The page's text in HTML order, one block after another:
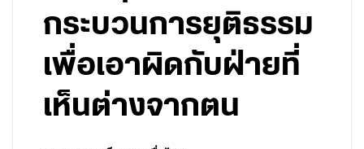
กระบวนการยุติธรรม
เพื่อเอาผิดกับฝ่ายที่
เห็นต่างจากตน